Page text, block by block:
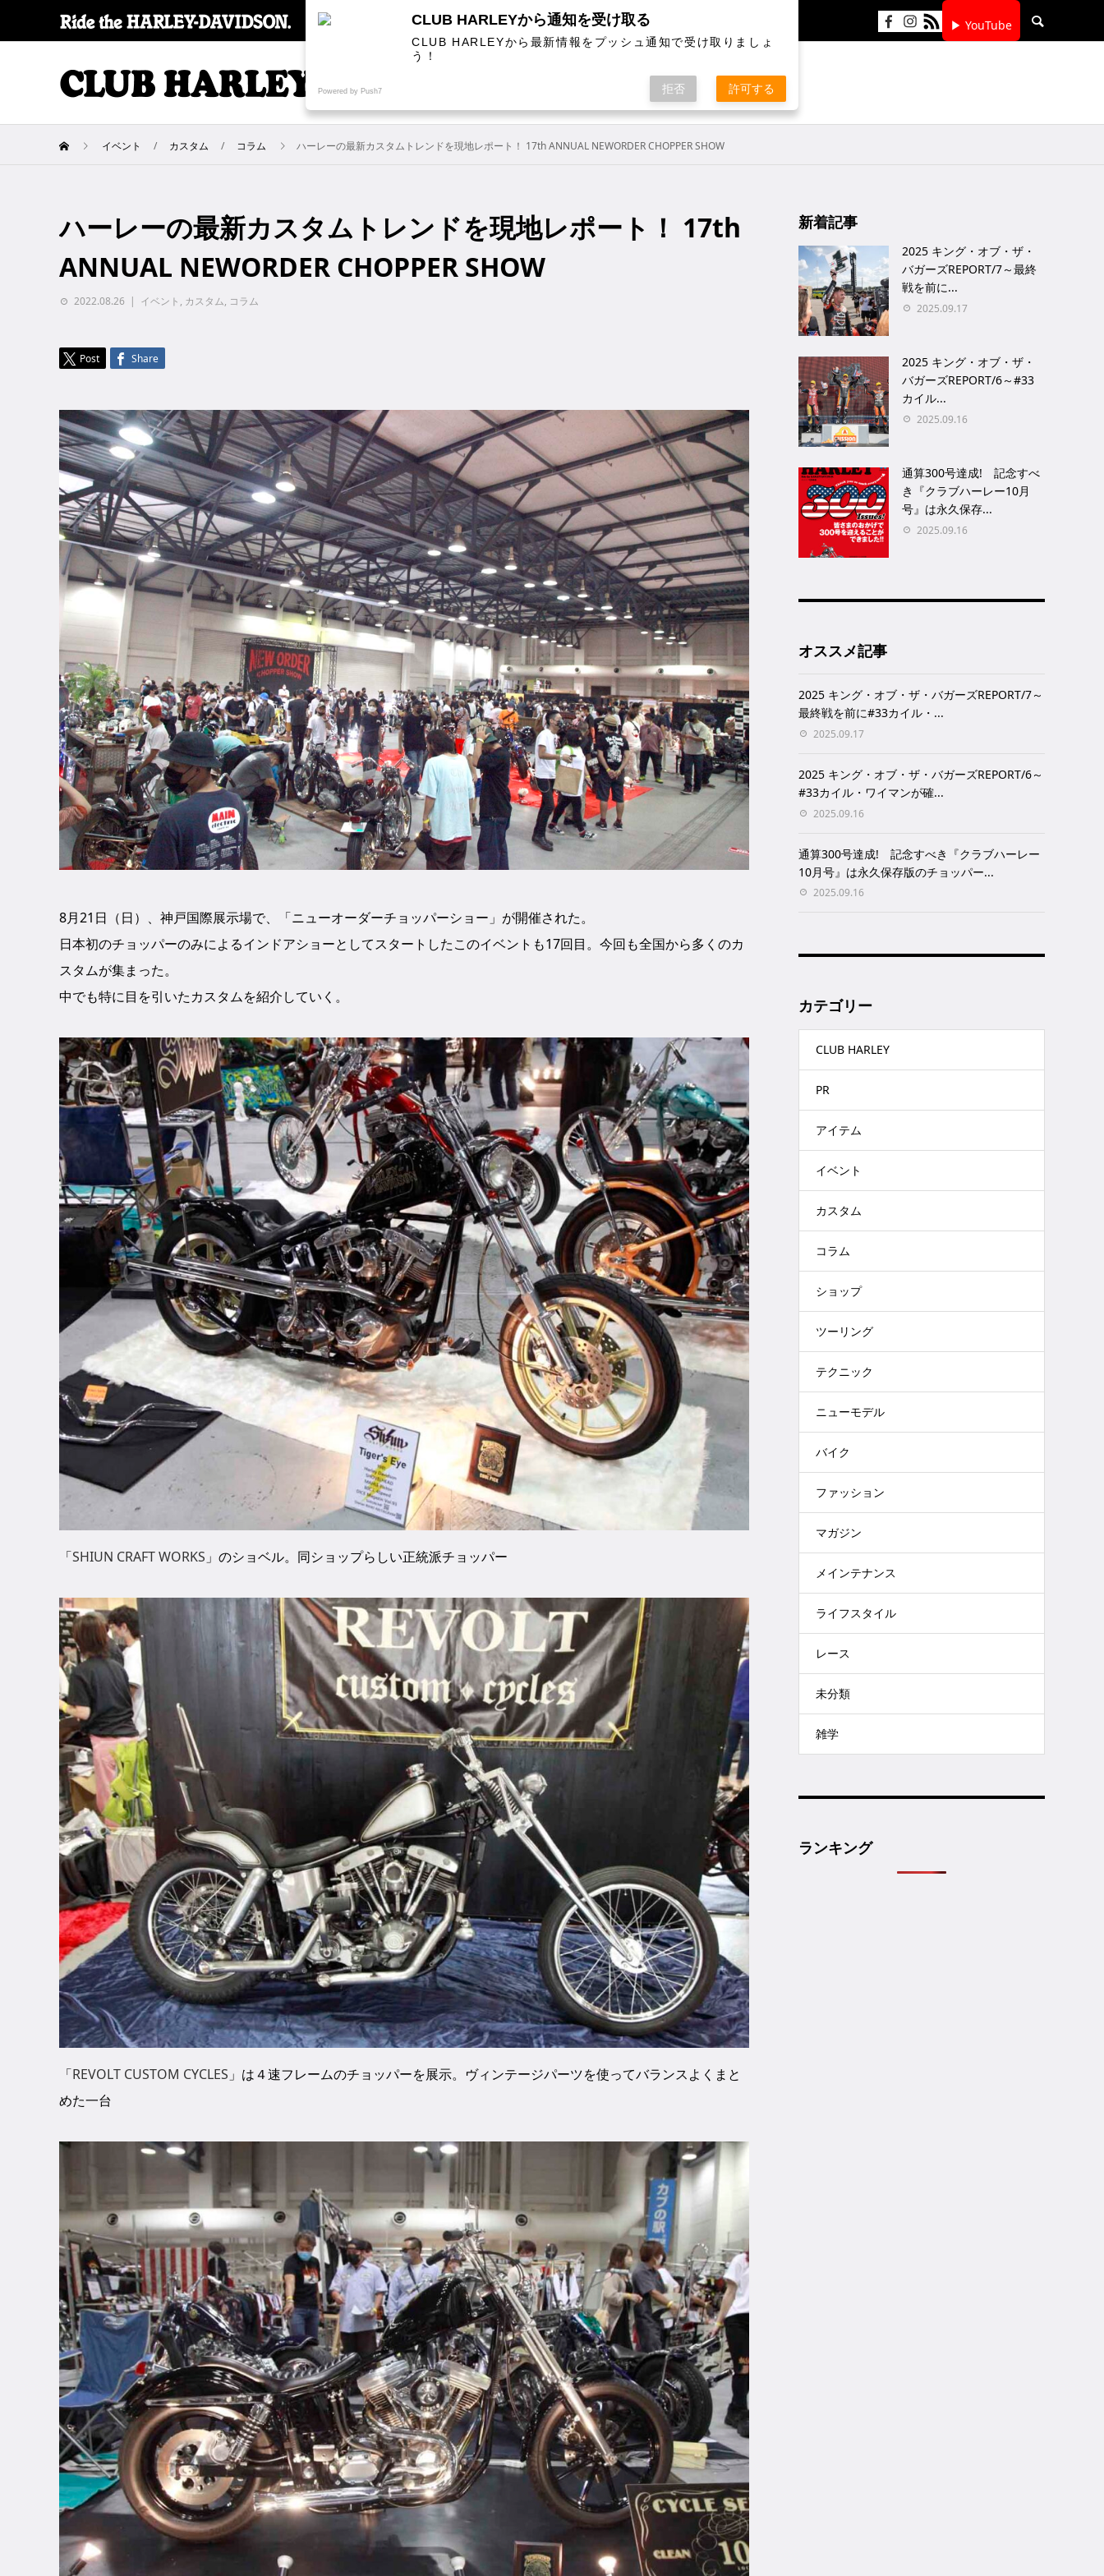
▶ YouTube
SPECIALCOLUMN
イベント カスタム コラム ハーレーの最新カスタムトレンドを現地レポート！ 17th ANNUAL NEWORDER CHOPPER SHOW
ハーレーの最新カスタムトレンドを現地レポート！ 17th
ANNUAL NEWORDER CHOPPER SHOW
2022.08.26 イベント , カスタム, コラム
Post Share
8月21日（日）、神戸国際展示場で、「ニューオーダーチョッパーショー」が開催された。
日本初のチョッパーのみによるインドアショーとしてスタートしたこのイベントも17回目。今回も全国から多くのカ
スタムが集まった。
中でも特に目を引いたカスタムを紹介していく。
「SHIUN CRAFT WORKS 」のショベル。同ショップらしい正統派チョッパー
「REVOLT CUSTOM CYCLES 」は４速フレームのチョッパーを展示。ヴィンテージパーツを使ってバランスよくまと
めた一台
新着記事
2025 キング・オブ・ザ・
バガーズREPORT/7～最終
戦を前に...
2025.09.17
2025 キング・オブ・ザ・
バガーズREPORT/6～#33
カイル...
2025.09.16
通算300号達成! 記念すべ
き『クラブハーレー10月
号』は永久保存...
2025.09.16
オススメ記事
2025 キング・オブ・ザ・バガーズREPORT/7～
最終戦を前に#33カイル・...
2025.09.17
2025 キング・オブ・ザ・バガーズREPORT/6～
#33カイル・ワイマンが確...
2025.09.16
通算300号達成! 記念すべき『クラブハーレー
10月号』は永久保存版のチョッパー...
2025.09.16
カテゴリー
CLUB HARLEY
PR
アイテム
イベント
カスタム
コラム
ショップ
ツーリング
テクニック
ニューモデル
バイク
ファッション
マガジン
メインテナンス
ライフスタイル
レース
未分類
雑学
ランキング
CLUB HARLEYから通知を受け取る
CLUB HARLEYから最新情報をプッシュ通知で受け取りましょ
う！
Powered by Push7 拒否 許可する